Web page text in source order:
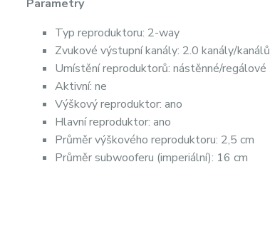
Parametry
Typ reproduktoru: 2-way
Zvukové výstupní kanály: 2.0 kanály/kanálů
Umístění reproduktorů: nástěnné/regálové
Aktivní: ne
Výškový reproduktor: ano
Hlavní reproduktor: ano
Průměr výškového reproduktoru: 2,5 cm
Průměr subwooferu (imperiální): 16 cm